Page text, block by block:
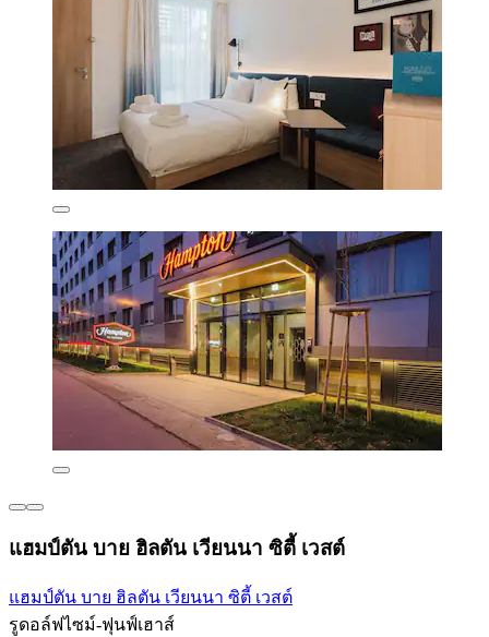
แฮมป์ตัน บาย ฮิลตัน เวียนนา ซิตี้ เวสต์
แฮมป์ตัน บาย ฮิลตัน เวียนนา ซิตี้ เวสต์
รูดอล์ฟไซม์-ฟุนฟ์เฮาส์